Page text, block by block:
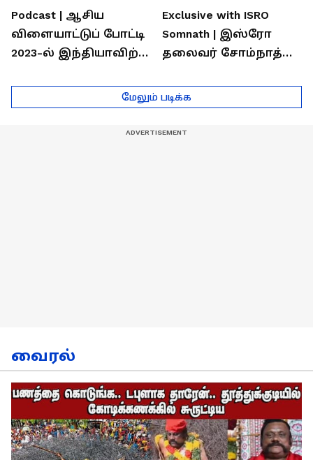
Podcast | ஆசிய
விளையாட்டுப் போட்டி
2023-ல் இந்தியாவிற்கு
வீரர்களுடன்
நேர்காணல்!
Exclusive with ISRO
Somnath | இஸ்ரோ
தலைவர் சோம்நாத்
நேர்காணல்! | Podcast
மேலும் படிக்க
வைரல்